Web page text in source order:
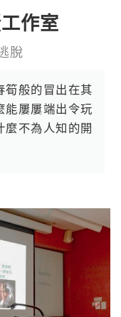
作室
脫
筍般的冒出在其
能屢屢端出令玩
麼不為人知的開